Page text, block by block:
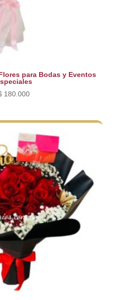
para Bodas y Eventos
180.000